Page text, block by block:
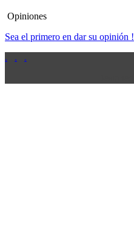
Opiniones
Sea el primero en dar su opinión !
.
.
.